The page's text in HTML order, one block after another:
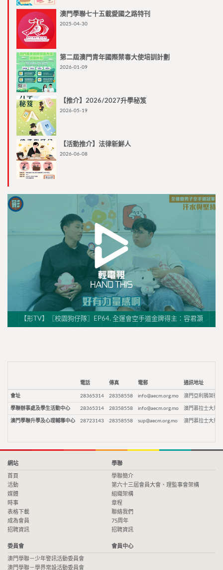
澳門學聯七十五載愛國之路特刊
2025-04-30
第二屆澳門青年國際禁毒大使培訓計劃
2026-01-09
【推介】2026/2027升學秘笈
2026-05-19
【活動推介】法律新鮮人
2026-06-08
【形TV】〖校園狗仔隊〗EP64. 全運會空手道金牌得主：容君灝
電話 傳真 電郵 通訊地址
會址 28365314 28358558 info@aecm.org.mo 澳門亞利鴉架街9
學聯辦事處及學生活動中心 28365314 28358558 info@aecm.org.mo 澳門慕拉士大馬
澳門學聯升學及心理輔導中心 28723143 28358558 sup@aecm.org.mo 澳門慕拉士大馬
網站
首頁
活動
媒體
時事
表格下載
成為會員
招聘資訊
學聯
學聯簡介
第六十三屆會員大會、理監事會架構
組織架構
章程
聯絡我們
75周年
招聘資訊
委員會
澳門學聯－少年警訊活動委員會
澳門學聯－學界常設活動委員會
會員中心